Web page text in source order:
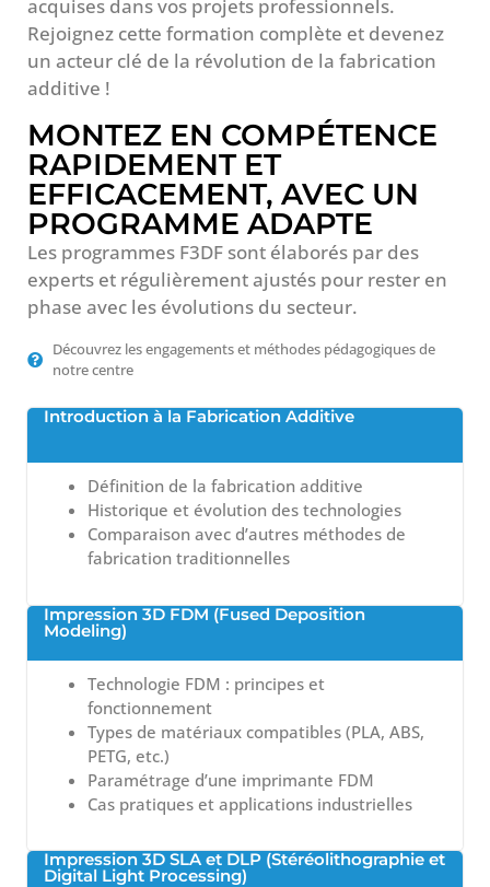
acquises dans vos projets professionnels.
Rejoignez cette formation complète et devenez
un acteur clé de la révolution de la fabrication
additive !
MONTEZ EN COMPÉTENCE
RAPIDEMENT ET
EFFICACEMENT, AVEC UN
PROGRAMME ADAPTE
Les programmes F3DF sont élaborés par des
experts et régulièrement ajustés pour rester en
phase avec les évolutions du secteur.
Découvrez les engagements et méthodes pédagogiques de
notre centre
Introduction à la Fabrication Additive
Définition de la fabrication additive
Historique et évolution des technologies
Comparaison avec d’autres méthodes de
fabrication traditionnelles
Impression 3D FDM (Fused Deposition
Modeling)
Technologie FDM : principes et
fonctionnement
Types de matériaux compatibles (PLA, ABS,
PETG, etc.)
Paramétrage d’une imprimante FDM
Cas pratiques et applications industrielles
Impression 3D SLA et DLP (Stéréolithographie et
Digital Light Processing)